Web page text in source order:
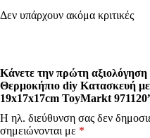
Δεν υπάρχουν ακόμα κριτικές
Κάνετε την πρώτη αξιολόγηση
Θερμοκήπιο diy Κατασκευή
19x17x17cm ToyMarkt
Η ηλ. διεύθυνση σας δεν
σημειώνονται με *